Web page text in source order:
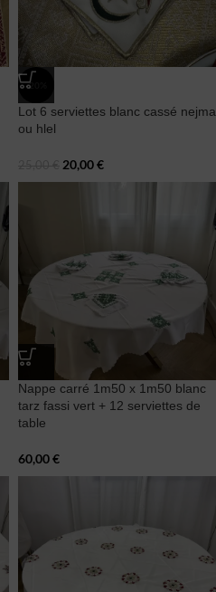
-20%
Lot 6 serviettes blanc cassé nejma
ou hlel
20,00€
Nappe carré 1m50 x 1m50 blanc
tarz fassi vert + 12 serviettes de
table
60,00€